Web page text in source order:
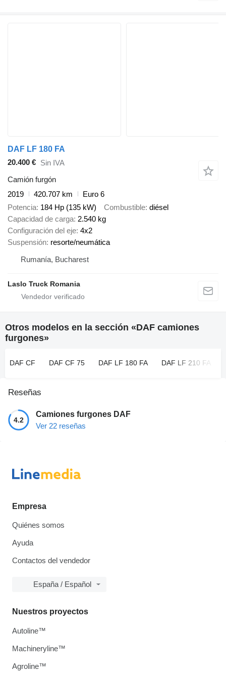
DAF LF 180 FA
20.400 € Sin IVA
Camión furgón
2019
420.707 km
Euro 6
Potencia 184 Hp (135 kW) Combustible diésel
Capacidad de carga 2.540 kg
Configuración del eje 4x2
Suspensión resorte/neumática
Rumanía, Bucharest
Laslo Truck Romania
Otros modelos en la sección «DAF camiones
furgones»
DAF CF DAF CF 75 DAF LF 180 FA DAF LF 210 FA
Reseñas
4.2
Camiones furgones DAF
Ver 22 reseñas
Empresa
Quiénes somos
Ayuda
Contactos del vendedor
España / Español
Nuestros proyectos
Autoline™
Machineryline™
Agroline™